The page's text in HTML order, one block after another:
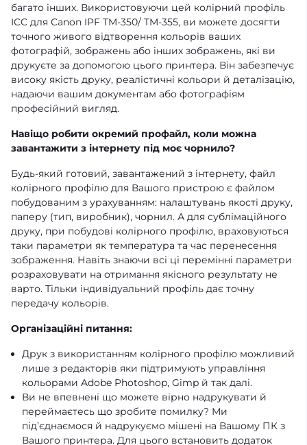
багато інших. Використовуючи цей колірний профіль
ICC для Canon IPF TM-350/ TM-355, ви можете досягти
точного живого відтворення кольорів ваших
фотографій, зображень або інших зображень, які ви
друкуєте за допомогою цього принтера. Він забезпечує
високу якість друку, реалістичні кольори й деталізацію,
надаючи вашим документам або фотографіям
професійний вигляд.
Навіщо робити окремий профайл, коли можна
завантажити з інтернету під моє чорнило?
Будь-який готовий, завантажений з інтернету, файл
колірного профілю для Вашого пристрою є файлом
побудованим з урахуванням: налаштувань якості друку,
паперу (тип, виробник), чорнил. А для сублімаційного
друку, при побудові колірного профілю, враховуються
таки параметри як температура та час перенесення
зображення. Навіть знаючи всі ці перемінні параметри
розраховувати на отримання якісного результату не
варто. Тільки індивідуальний профіль дає точну
передачу кольорів.
Організаційні питання:
Друк з використанням колірного профілю можливий
лише з редакторів яки підтримують управління
кольорами Adobe Photoshop, Gimp й так далі.
Ви не впевнені що можете вірно надрукувати й
переймаєтесь що зробите помилку? Ми
під’єднаємося й надрукуємо мішені на Вашому ПК з
Вашого принтера. Для цього встановить додаток